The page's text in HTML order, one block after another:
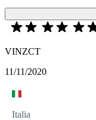
VINZCT
11/11/2020
Italia